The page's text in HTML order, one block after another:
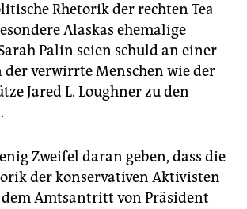
Rhetorik der rechten Tea
Alaskas ehemalige
Palin seien schuld an einer
der verwirrte Menschen wie der
Jared L. Loughner zu den
Zweifel daran geben, dass die
der konservativen Aktivisten
dem Amtsantritt von Präsident